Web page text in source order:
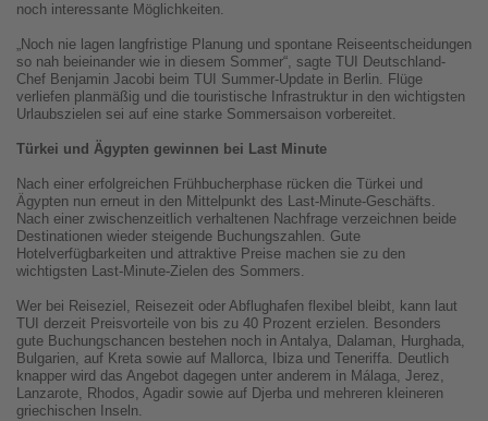
noch interessante Möglichkeiten.
„Noch nie lagen langfristige Planung und spontane Reiseentscheidungen
so nah beieinander wie in diesem Sommer“, sagte TUI Deutschland-
Chef Benjamin Jacobi beim TUI Summer-Update in Berlin. Flüge
verliefen planmäßig und die touristische Infrastruktur in den wichtigsten
Urlaubszielen sei auf eine starke Sommersaison vorbereitet.
Türkei und Ägypten gewinnen bei Last Minute
Nach einer erfolgreichen Frühbucherphase rücken die Türkei und
Ägypten nun erneut in den Mittelpunkt des Last-Minute-Geschäfts.
Nach einer zwischenzeitlich verhaltenen Nachfrage verzeichnen beide
Destinationen wieder steigende Buchungszahlen. Gute
Hotelverfügbarkeiten und attraktive Preise machen sie zu den
wichtigsten Last-Minute-Zielen des Sommers.
Wer bei Reiseziel, Reisezeit oder Abflughafen flexibel bleibt, kann laut
TUI derzeit Preisvorteile von bis zu 40 Prozent erzielen. Besonders
gute Buchungschancen bestehen noch in Antalya, Dalaman, Hurghada,
Bulgarien, auf Kreta sowie auf Mallorca, Ibiza und Teneriffa. Deutlich
knapper wird das Angebot dagegen unter anderem in Málaga, Jerez,
Lanzarote, Rhodos, Agadir sowie auf Djerba und mehreren kleineren
griechischen Inseln.